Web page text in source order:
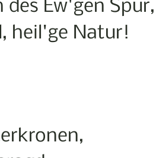
Ew'gen Spur,
heil'ge Natur!